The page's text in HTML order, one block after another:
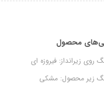
محصول
روی زیرانداز: فیروزه ای
زیر محصول: مشکی